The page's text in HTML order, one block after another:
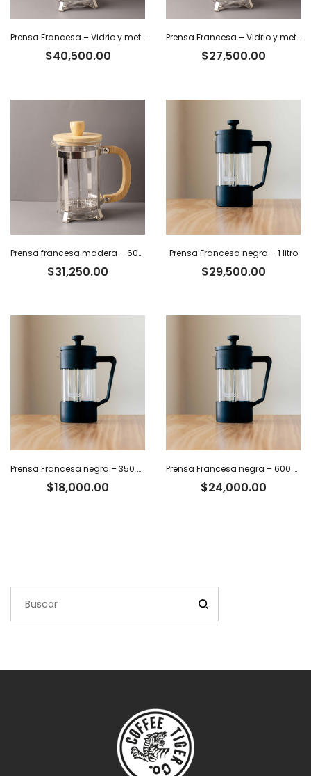
Prensa Francesa – Vidrio y metal. 1 L
$40,500.00
Prensa Francesa – Vidrio y metal. 350 ml
$27,500.00
Prensa francesa madera – 600 ml
$31,250.00
Prensa Francesa negra – 1 litro
$29,500.00
Prensa Francesa negra – 350 ml
$18,000.00
Prensa Francesa negra – 600 ml
$24,000.00